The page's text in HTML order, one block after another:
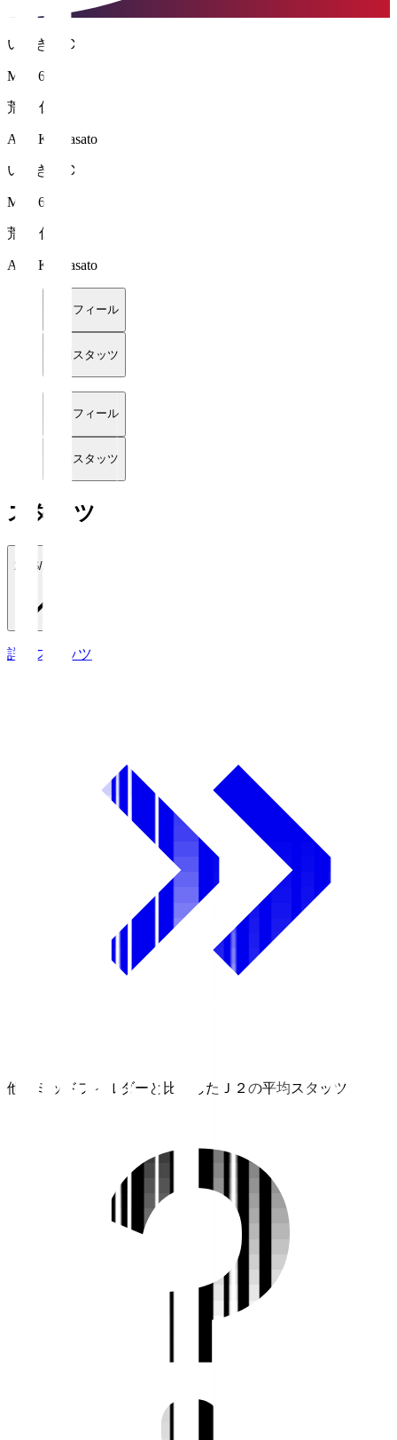
いわきＦＣ
MF 16
荒木 仁翔
ARAKI Masato
いわきＦＣ
MF 16
荒木 仁翔
ARAKI Masato
プロフィール
詳細スタッツ
プロフィール
詳細スタッツ
スタッツ
2026/27
詳細スタッツ
他のミッドフィルダーと比較したＪ２の平均スタッツ